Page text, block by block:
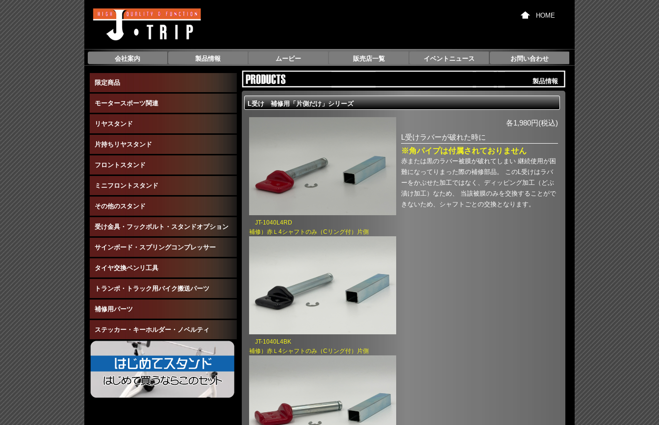
HOME
会社案内 製品情報 ムービー 販売店一覧 イベントニュース お問い合わせ
限定商品
モータースポーツ関連
リヤスタンド
片持ちリヤスタンド
フロントスタンド
ミニフロントスタンド
その他のスタンド
受け金具・フックボルト・スタンドオプション
サインボード・スプリングコンプレッサー
タイヤ交換ベンリ工具
トランポ・トラック用バイク搬送パーツ
補修用パーツ
ステッカー・キーホルダー・ノベルティ
製品情報
L受け 補修用「片側だけ」シリーズ
JT-1040L4RD
補修）赤Ｌ4シャフトのみ（Cリング付）片側
JT-1040L4BK
補修）赤Ｌ4シャフトのみ（Cリング付）片側
各1,980円(税込)
L受けラバーが破れた時に
※角パイプは付属されておりません
赤または黒のラバー被膜が破れてしまい 継続使用が困
難になってりまった際の補修部品。 このL受けはラバ
ーをかぶせた加工ではなく、ディッピング加工（どぶ
漬け加工）なため、 当該被膜のみを交換することがで
きないため、シャフトごとの交換となります。